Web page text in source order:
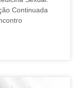
Continuada